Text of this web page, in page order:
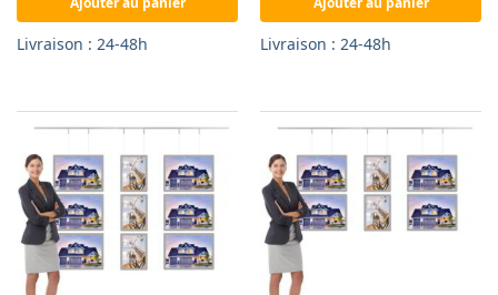
Livraison : 24-48h Livraison : 24-48h